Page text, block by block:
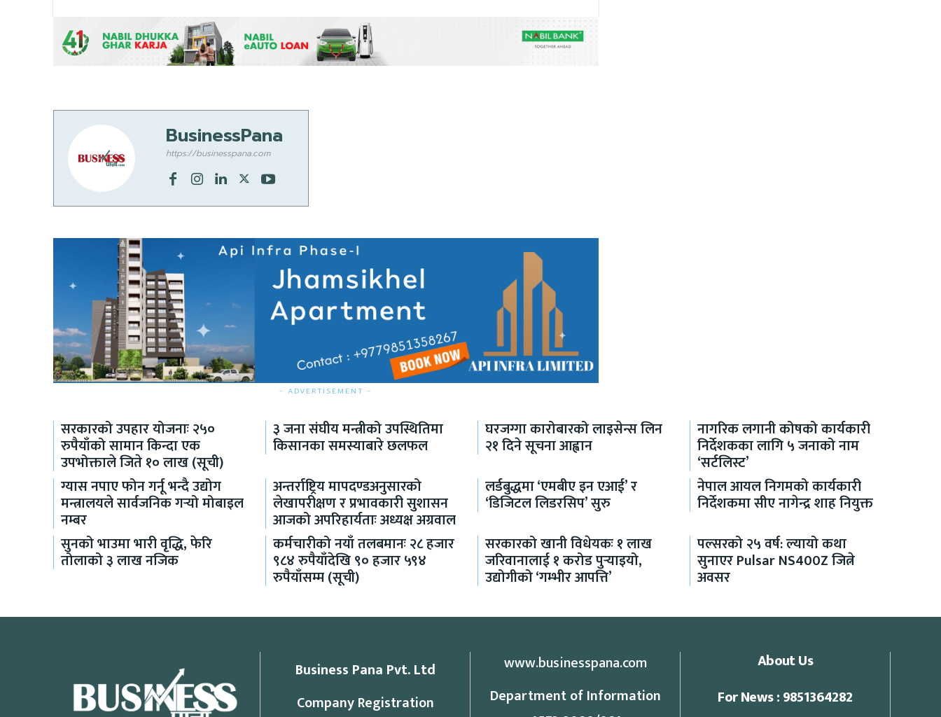
BusinessPana
https://businesspana.com
- ADVERTISEMENT -
सरकारको उपहार योजनाः २५०
रुपैयाँको सामान किन्दा एक
उपभोक्ताले जिते १० लाख (सूची)
३ जना संघीय मन्त्रीको उपस्थितिमा
किसानका समस्याबारे छलफल
घरजग्गा कारोबारको लाइसेन्स लिन
२१ दिने सूचना आह्वान
नागरिक लगानी कोषको कार्यकारी
निर्देशकका लागि ५ जनाको नाम
‘सर्टलिस्ट’
ग्यास नपाए फोन गर्नू भन्दै उद्योग
मन्त्रालयले सार्वजनिक गर्‍यो मोबाइल
नम्बर
अन्तर्राष्ट्रिय मापदण्डअनुसारको
लेखापरीक्षण र प्रभावकारी सुशासन
आजको अपरिहार्यताः अध्यक्ष अग्रवाल
लर्डबुद्धमा ‘एमबीए इन एआई’ र
‘डिजिटल लिडरसिप’ सुरु
नेपाल आयल निगमको कार्यकारी
निर्देशकमा सीए नागेन्द्र शाह नियुक्त
सुनको भाउमा भारी वृद्धि, फेरि
तोलाको ३ लाख नजिक
कर्मचारीको नयाँ तलबमानः २८ हजार
९८४ रुपैयाँदेखि ९० हजार ५९४
रुपैयाँसम्म (सूची)
सरकारको खानी विधेयकः १ लाख
जरिवानालाई १ करोड पुर्‍याइयो,
उद्योगीको ‘गम्भीर आपत्ति’
पल्सरको २५ वर्ष: ल्यायो कथा
सुनाएर Pulsar NS400Z जित्ने
अवसर
Business Pana Pvt. Ltd
Company Registration
www.businesspana.com
Department of Information
About Us
For News : 9851364282